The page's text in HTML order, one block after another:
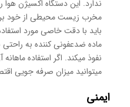
ندارد. این دستگاه اکسیژن هوا
مخرب زیست محیطی از خود
باید با دقت خاصی مورد
ماده ضدعفونی کننده به
نفوذ میکند. اگر استفاده
میتوانید میزان صرفه جویی
ایمنی